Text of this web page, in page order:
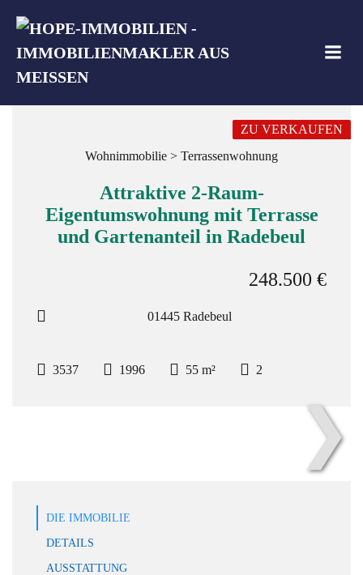
Inhalt
springen
Wohnimmobilie > Terrassenwohnung
ZU VERKAUFEN
Attraktive 2-Raum-
Eigentumswohnung mit Terrasse
und Gartenanteil in Radebeul
01445 Radebeul
248.500 €
3537 1996 55 m² 2
❯
DIE IMMOBILIE
DETAILS
AUSSTATTUNG